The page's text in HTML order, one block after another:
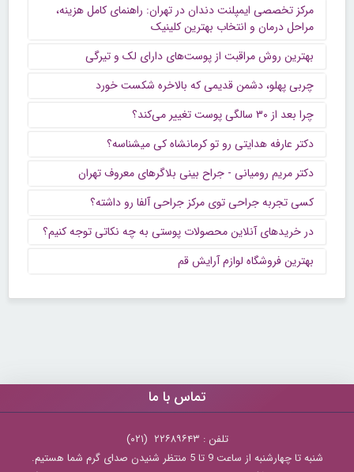
مرکز تخصصی ایمپلنت دندان در تهران: راهنمای کامل هزینه،
مراحل درمان و انتخاب بهترین کلینیک
بهترین روش مراقبت از پوست‌های دارای لک و تیرگی
چربی پهلو، دشمن قدیمی که بالاخره شکست خورد
چرا بعد از ۳۰ سالگی پوست تغییر می‌کند؟
دکتر عارفه هدایتی رو تو کرمانشاه کی میشناسه؟
دکتر مریم رومیانی - جراح بینی بلاگرهای معروف تهران
کسی تجربه جراحی توی مرکز جراحی آلفا رو داشته؟
در خریدهای آنلاین محصولات پوستی به چه نکاتی توجه کنیم؟
بهترین فروشگاه لوازم آرایش قم
تماس با ما
تلفن : ۲۲۶۸۹۶۴۳ (۰۲۱)
شنبه تا چهارشنبه از ساعت 9 تا 5 منتظر شنیدن صدای گرم شما هستیم.